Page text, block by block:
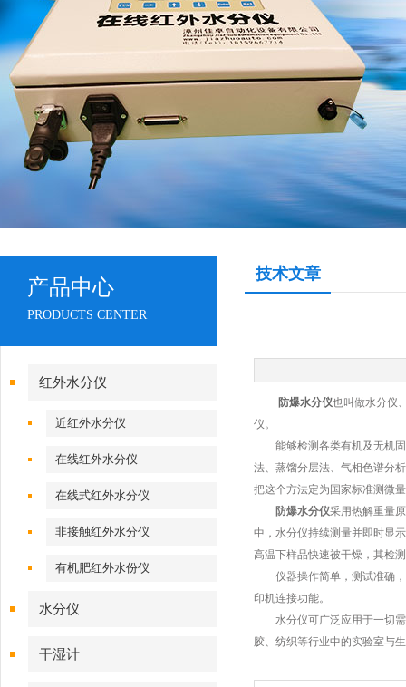
产品中心
PRODUCTS CENTER
红外水分仪
近红外水分仪
在线红外水分仪
在线式红外水分仪
非接触红外水分仪
有机肥红外水份仪
水分仪
干湿计
技术文章
防爆水分仪也叫做水分仪
仪。
能够检测各类有机及无机固
法、蒸馏分层法、气相色谱分
把这个方法定为国家标准测微
防爆水分仪采用热解重量
中，水分仪持续测量并即时显
高温下样品快速被干燥，其检
仪器操作简单，测试准确，
印机连接功能。
水分仪可广泛应用于一切需
胶、纺织等行业中的实验室与